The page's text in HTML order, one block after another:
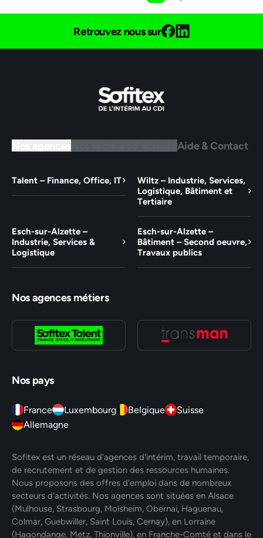
Retrouvez nous sur
Aide & Contact
Talent – Finance, Office, IT
Wiltz – Industrie, Services,
Logistique, Bâtiment et
Tertiaire
Esch-sur-Alzette –
Industrie, Services &
Logistique
Esch-sur-Alzette –
Bâtiment – Second oeuvre,
Travaux publics
Nos agences métiers
Nos pays
France Luxembourg Belgique
Suisse
Allemagne
Sofitex est un réseau d'agences d'intérim, travail temporaire,
de recrutement et de gestion des ressources humaines.
Nous proposons des offres d'emploi dans de nombreux
secteurs d'activités. Nos agences sont situées en Alsace
(Mulhouse, Strasbourg, Molsheim, Obernai, Haguenau,
Colmar, Guebwiller, Saint Louis, Cernay), en Lorraine
(Hagondange, Metz, Thionville), en Franche-Comté et dans le